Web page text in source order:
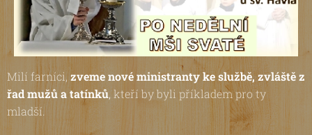
Milí farníci, zveme nové ministranty ke službě, zvláště z
řad mužů a tatínků, kteří by byli příkladem pro ty
mladší.